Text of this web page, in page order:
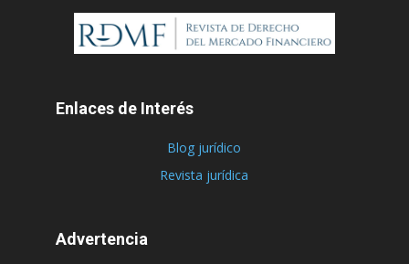
Enlaces de Interés
Blog jurídico
Revista jurídica
Advertencia